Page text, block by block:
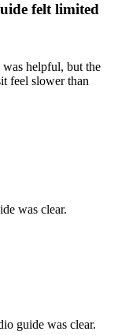
felt limited
helpful, but the
feel slower than
was clear.
guide was clear.